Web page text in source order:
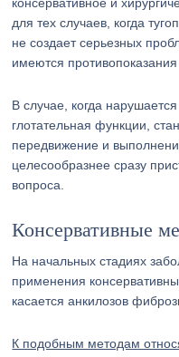
для тех случаев, когда
не создает серьезных
имеются
В случае, когда
глотательная функции,
передвижение и
целесообразнее сразу
вопроса.
Консервативные
На начальных стадиях
применения
касается анкилозов
К подобным методам